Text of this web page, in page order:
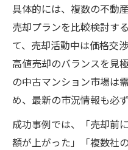
具体的には、複数の不動
売却プランを比較検討す
て、売却活動中は価格交
高値売却のバランスを見
の中古マンション市場は
め、最新の市況情報も必
成功事例では、「売却前
額が上がった」「複数社